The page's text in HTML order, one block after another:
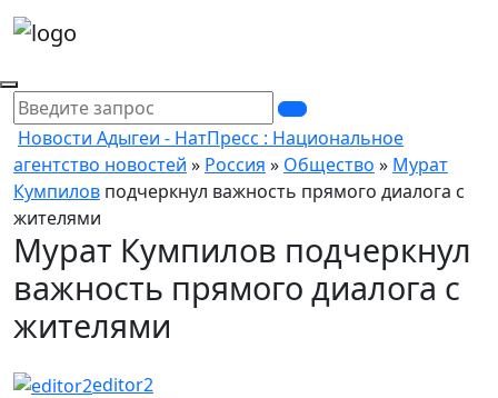
Новости Адыгеи - НатПресс : Национальное
агентство новостей » Россия » Общество » Мурат
Кумпилов подчеркнул важность прямого диалога с
жителями
Мурат Кумпилов подчеркнул
важность прямого диалога с
жителями
editor2